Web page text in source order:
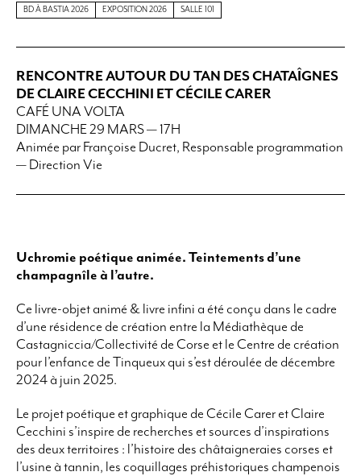
BD À BASTIA 2026 EXPOSITION 2026 SALLE 101
RENCONTRE AUTOUR DU TAN DES CHATAÎGNES
DE CLAIRE CECCHINI ET CÉCILE CARER
CAFÉ UNA VOLTA
DIMANCHE 29 MARS — 17H
Animée par Françoise Ducret, Responsable programmation
— Direction Vie
Uchromie poétique animée. Teintements d’une
champagnîle à l’autre.
Ce livre-objet animé & livre infini a été conçu dans le cadre
d’une résidence de création entre la Médiathèque de
Castagniccia/Collectivité de Corse et le Centre de création
pour l’enfance de Tinqueux qui s’est déroulée de décembre
2024 à juin 2025.
Le projet poétique et graphique de Cécile Carer et Claire
Cecchini s’inspire de recherches et sources d’inspirations
des deux territoires : l’histoire des châtaigneraies corses et
l’usine à tannin, les coquillages préhistoriques champenois